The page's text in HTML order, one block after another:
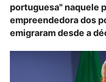
portuguesa" naquele
empreendedora dos
emigraram desde a